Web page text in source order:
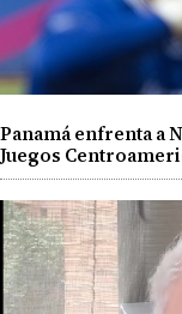
Panamá enfrenta a
Juegos